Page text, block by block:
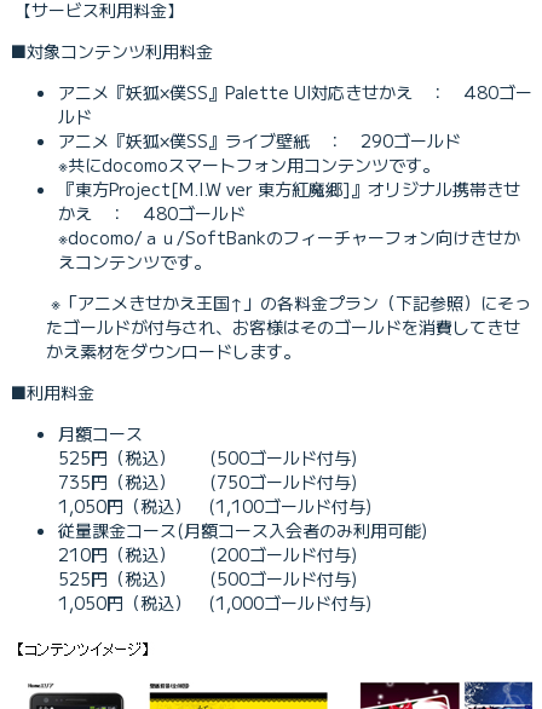
【サービス利用料金】
■対象コンテンツ利用料金
アニメ『妖狐×僕SS』Palette UI対応きせかえ ： 480ゴー
ルド
アニメ『妖狐×僕SS』ライブ壁紙 ： 290ゴールド
※共にdocomoスマートフォン用コンテンツです。
『東方Project[M.I.W ver 東方紅魔郷]』オリジナル携帯きせ
かえ ： 480ゴールド
※docomo/ａｕ/SoftBankのフィーチャーフォン向けきせか
えコンテンツです。
※「アニメきせかえ王国↑」の各料金プラン（下記参照）にそっ
たゴールドが付与され、お客様はそのゴールドを消費してきせ
かえ素材をダウンロードします。
■利用料金
月額コース
525円（税込） (500ゴールド付与)
735円（税込） (750ゴールド付与)
1,050円（税込） (1,100ゴールド付与)
従量課金コース(月額コース入会者のみ利用可能)
210円（税込） (200ゴールド付与)
525円（税込） (500ゴールド付与)
1,050円（税込） (1,000ゴールド付与)